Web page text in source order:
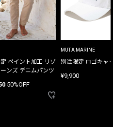
ペイント加工 リゾ
ンズ デニムパンツ
50%OFF
MUTA MARINE
別注限定 ロゴキャ
¥9,900